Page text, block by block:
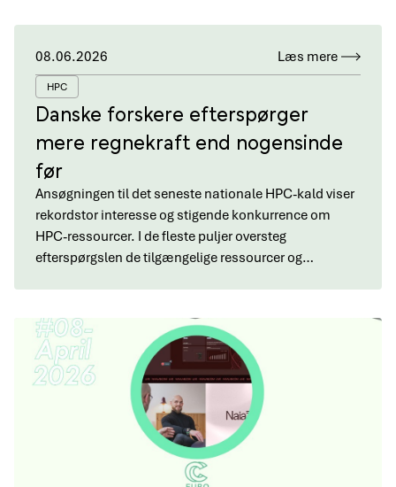
08.06.2026 Læs mere
HPC
Danske forskere efterspørger
mere regnekraft end nogensinde
før
Ansøgningen til det seneste nationale HPC-kald viser
rekordstor interesse og stigende konkurrence om
HPC-ressourcer. I de fleste puljer oversteg
efterspørgslen de tilgængelige ressourcer og…